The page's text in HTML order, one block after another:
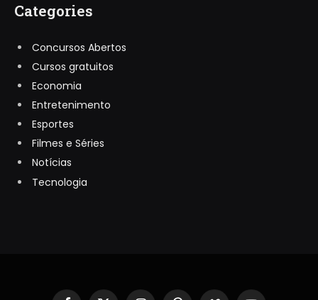
Categories
Concursos Abertos
Cursos gratuitos
Economia
Entretenimento
Esportes
Filmes e Séries
Notícias
Tecnologia